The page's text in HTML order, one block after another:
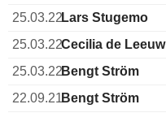
25.03.22Lars Stugemo
25.03.22Cecilia de Leeuw
25.03.22Bengt Ström
22.09.21Bengt Ström